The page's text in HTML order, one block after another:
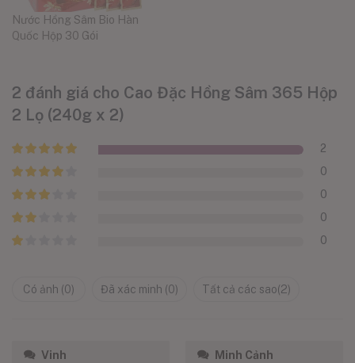
Nước Hồng Sâm Bio Hàn
Quốc Hộp 30 Gói
2 đánh giá cho Cao Đặc Hồng Sâm 365 Hộp
2 Lọ (240g x 2)
Được xếp
hạng 55
sao
2
Được xếp
hạng4
sao
0
Được
xếp
hạng
5 sao
0
Được
xếp
sao
0
0
Có ảnh (0) Đã xác minh (0) Tất cả các sao(2)
Vinh Minh Cảnh